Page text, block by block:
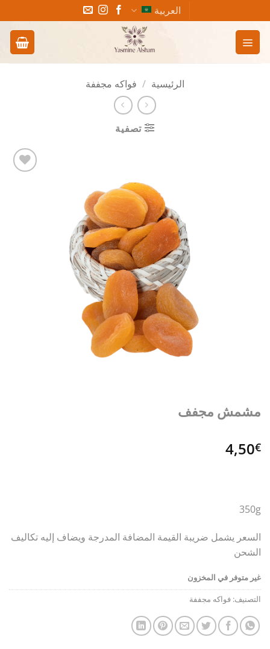
للمحتوى
العربية
الرئيسية / فواكه مجففة
تصفية
مشمش مجفف
4,50€
350g
السعر يشمل ضريبة القيمة المضافة المدرجة ويضاف إليه تكاليف
الشحن
غير متوفر في المخزون
التصنيف: فواكه مجففة